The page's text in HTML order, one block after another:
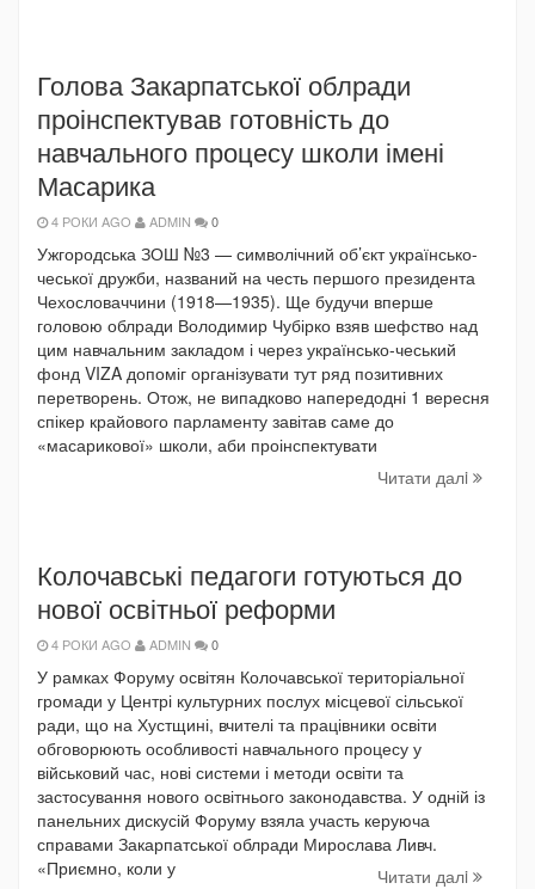
Голова Закарпатської облради
проінспектував готовність до
навчального процесу школи імені
Масарика
4 РОКИ AGO ADMIN 0
Ужгородська ЗОШ №3 — символічний об’єкт українсько-
чеської дружби, названий на честь першого президента
Чехословаччини (1918—1935). Ще будучи вперше
головою облради Володимир Чубірко взяв шефство над
цим навчальним закладом і через українсько-чеський
фонд VIZA допоміг організувати тут ряд позитивних
перетворень. Отож, не випадково напередодні 1 вересня
спікер крайового парламенту завітав саме до
«масарикової» школи, аби проінспектувати
Читати далi
Колочавські педагоги готуються до
нової освітньої реформи
4 РОКИ AGO ADMIN 0
У рамках Форуму освітян Колочавської територіальної
громади у Центрі культурних послух місцевої сільської
ради, що на Хустщині, вчителі та працівники освіти
обговорюють особливості навчального процесу у
військовий час, нові системи і методи освіти та
застосування нового освітнього законодавства. У одній із
панельних дискусій Форуму взяла участь керуюча
справами Закарпатської облради Мирослава Ливч.
«Приємно, коли у
Читати далi